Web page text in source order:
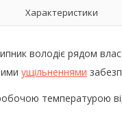
Характеристики
володіє рядом
ущільненнями
температурою